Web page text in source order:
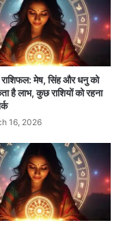
पर मुनाफा।
कोई बड़ा निर्णय
मेष, सिंह और धनु को
है लाभ, कुछ राशियों को रहना
16, 2026